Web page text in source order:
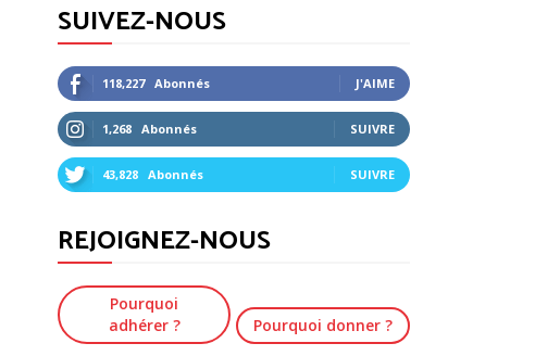
SUIVEZ-NOUS
118,227 Abonnés J'AIME
1,268 Abonnés SUIVRE
43,828 Abonnés SUIVRE
REJOIGNEZ-NOUS
Pourquoi
adhérer ?
Pourquoi donner ?